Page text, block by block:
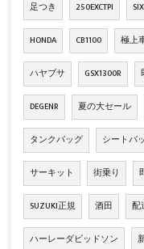
足つき 250EXCTPI
HONDA CB1100 極上
ハヤブサ GSX1300R
DEGENR 夏の大セール
タンクバッグ シートバ
サーキット 街乗り
SUZUKI正規 酒田 配
ハーレーダビッドソン